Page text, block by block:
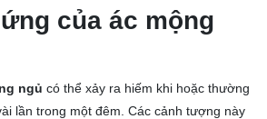
của ác mộng
ngủ có thể xảy ra hiếm khi hoặc thường
lần trong một đêm. Các cảnh tượng này